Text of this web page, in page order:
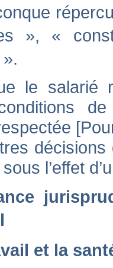
», «
le salarié
[
l’effet
et la